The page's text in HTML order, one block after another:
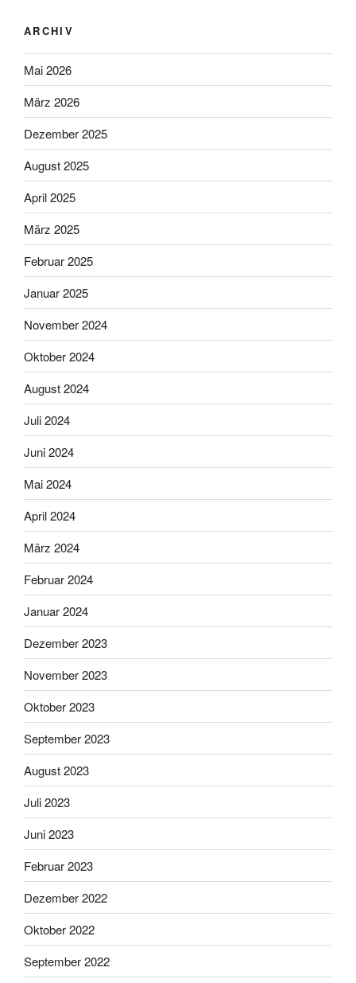
ARCHIV
Mai 2026
März 2026
Dezember 2025
August 2025
April 2025
März 2025
Februar 2025
Januar 2025
November 2024
Oktober 2024
August 2024
Juli 2024
Juni 2024
Mai 2024
April 2024
März 2024
Februar 2024
Januar 2024
Dezember 2023
November 2023
Oktober 2023
September 2023
August 2023
Juli 2023
Juni 2023
Februar 2023
Dezember 2022
Oktober 2022
September 2022